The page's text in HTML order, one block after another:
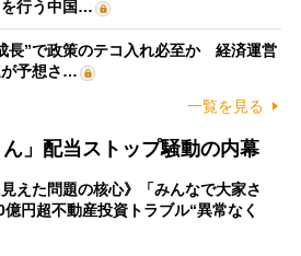
を行う中国…
長”で政策のテコ入れ必至か 経済運営
が予想さ…
一覧を見る
ん」配当ストップ騒動の内幕
見えた問題の核心》「みんなで大家さ
億円超不動産投資トラブル“異常なく